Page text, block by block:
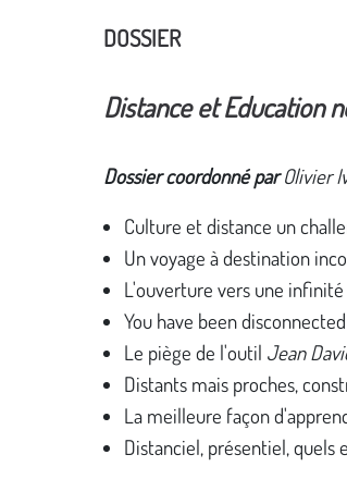
DOSSIER
Distance et Education
Dossier coordonné parOlivier
Culture et distance un
Un voyage à destination
L'ouverture vers une
You have been disconnected
Le piège de l'outil Jean
Distants mais proches,
La meilleure façon
Distanciel, présentiel, quels